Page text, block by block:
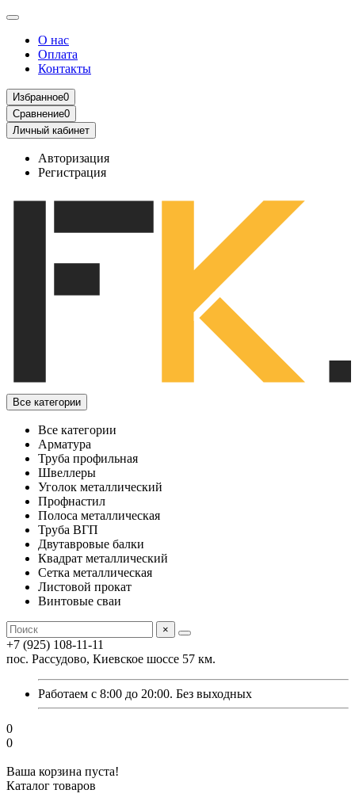
О нас
Оплата
Контакты
Избранное0
Сравнение0
Личный кабинет
Авторизация
Регистрация
Все категории
Все категории
Арматура
Труба профильная
Швеллеры
Уголок металлический
Профнастил
Полоса металлическая
Труба ВГП
Двутавровые балки
Квадрат металлический
Сетка металлическая
Листовой прокат
Винтовые сваи
×
+7 (925) 108-11-11
пос. Рассудово, Киевское шоссе 57 км.
Работаем с 8:00 до 20:00. Без выходных
0
0
Ваша корзина пуста!
Каталог товаров